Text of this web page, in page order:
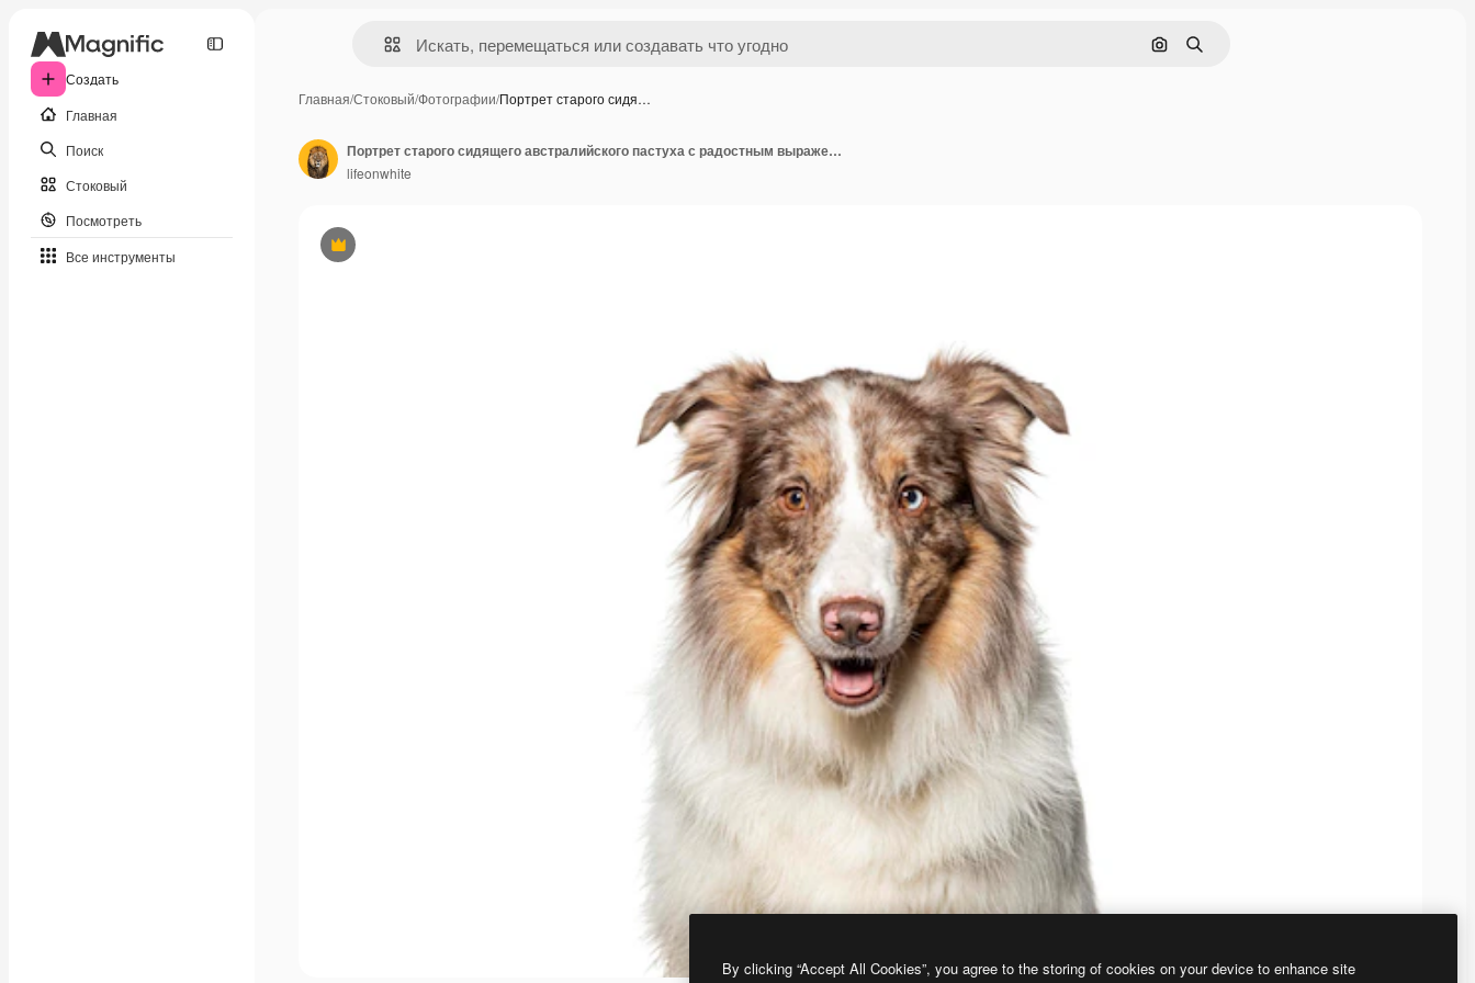
Создать
Главная
Поиск
Стоковый
Посмотреть
Все инструменты
Поиск по изображению
Поиск
Главная/Стоковый/Фотографии/Портрет старого сидя…
Премиум
Портрет старого сидящего австралийского пастуха с радостным выражением лица, изолированный на белом
lifeonwhite
By clicking “Accept All Cookies”, you agree to the storing of cookies on your device to enhance site